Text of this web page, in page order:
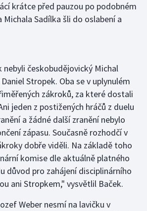
krátce před pauzou po podobném
Michala Sadílka šli do oslabení a
českobudějovický Michal
Stropek. Oba se v uplynulém
zákroků, za které dostali
jeden z postižených hráčů z duelu
a žádné další zranění nebylo
zápasu. Současně rozhodčí v
dobře viděli. Na základě toho
komise dle aktuálně platného
důvod pro zahájení disciplinárního
ani Stropkem," vysvětlil Baček.
Weber nesmí na lavičku v